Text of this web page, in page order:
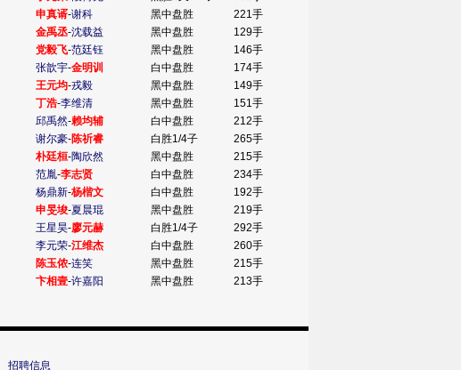
申真谞-谢科 黑中盘胜
221手
金禹丞-沈载益 黑中盘胜
129手
党毅飞-范廷钰 黑中盘胜
146手
张歆宇-金明训 白中盘胜
174手
王元均-戎毅 黑中盘胜
149手
丁浩-李维清 黑中盘胜
151手
邱禹然-赖均辅 白中盘胜
212手
谢尔豪-陈祈睿 白胜1/4子
265手
朴廷桓-陶欣然 黑中盘胜
215手
范胤-李志贤 白中盘胜
234手
杨鼎新-杨楷文 白中盘胜
192手
申旻埈-夏晨琨 黑中盘胜
219手
王星昊-廖元赫 白胜1/4子
292手
李元荣-江维杰 白中盘胜
260手
陈玉侬-连笑 黑中盘胜
215手
卞相壹-许嘉阳 黑中盘胜 213手
招聘信息